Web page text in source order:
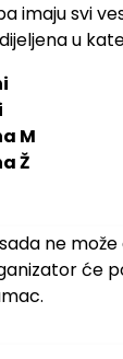
imaju svi
u
M
Ž
ne
će